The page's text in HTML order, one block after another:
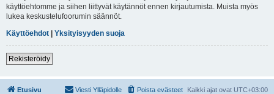
käyttöehtomme ja siihen liittyvät käytännöt ennen kirjautumista. Muista myös
lukea keskustelufoorumin säännöt.
Käyttöehdot | Yksityisyyden suoja
Rekisteröidy
Etusivu Kaikki ajat ovat UTC+03:00
Poista evästeet
Viesti Ylläpidolle